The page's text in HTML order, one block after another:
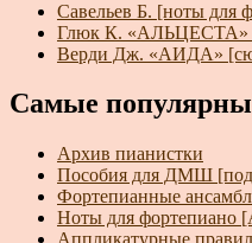
Савельев Б. [ноты для
Глюк К. «АЛЬЦЕСТА»
Верди Дж. «АИДА»
Самые
Архив пианистки
Пособия для ДМШ
Фортепианные
Ноты для фортепиано